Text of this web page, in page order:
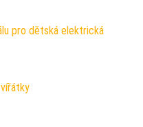
pro dětská elektrická